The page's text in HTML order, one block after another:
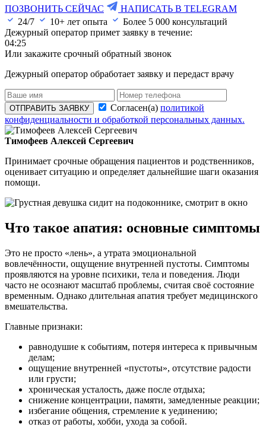
ПОЗВОНИТЬ СЕЙЧАС
НАПИСАТЬ В TELEGRAM
24/7
10+ лет опыта Более 5 000 консультаций
Дежурный оператор примет заявку в течение:
04:24
Или закажите срочный обратный звонок
Дежурный оператор обработает заявку и передаст врачу
ОТПРАВИТЬ ЗАЯВКУ Согласен(а) политикой
конфиденциальности и обработкой персональных данных.
Тимофеев Алексей Сергеевич
Принимает срочные обращения пациентов и родственников,
оценивает ситуацию и определяет дальнейшие шаги оказания
помощи.
Что такое апатия: основные симптомы
Это не просто «лень», а утрата эмоциональной
вовлечённости, ощущение внутренней пустоты. Симптомы
проявляются на уровне психики, тела и поведения. Люди
часто не осознают масштаб проблемы, считая своё состояние
временным. Однако длительная апатия требует медицинского
вмешательства.
Главные признаки:
равнодушие к событиям, потеря интереса к привычным
делам;
ощущение внутренней «пустоты», отсутствие радости
или грусти;
хроническая усталость, даже после отдыха;
снижение концентрации, памяти, замедленные реакции;
избегание общения, стремление к уединению;
отказ от работы, хобби, ухода за собой.